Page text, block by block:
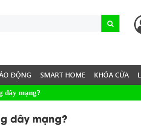
ĐỘNG SMART HOME KHÓA CỬA
dây mạng?
dây mạng?